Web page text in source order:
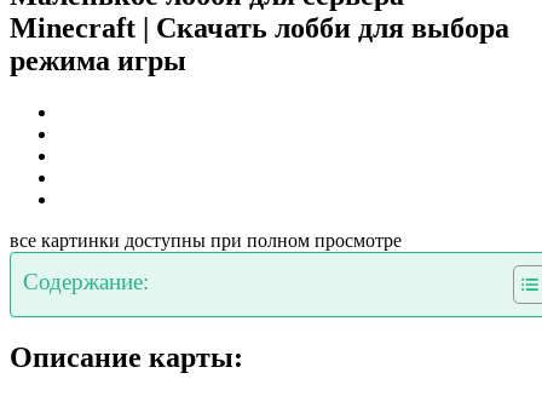
Minecraft | Скачать лобби для выбора
режима игры
все картинки доступны при полном просмотре
Содержание:
Описание карты: